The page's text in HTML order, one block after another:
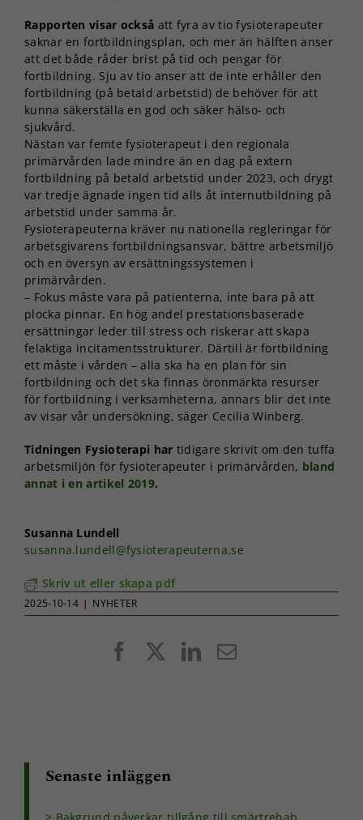
Rapporten visar också att fyra av tio fysioterapeuter
saknar en fortbildningsplan, och mer än hälften anser
att det både råder brist på tid och pengar för
fortbildning. Sju av tio anser att de inte erhåller den
fortbildning (på betald arbetstid) de behöver för att
kunna säkerställa en god och säker hälso- och
sjukvård.
Nästan var femte fysioterapeut i den regionala
primärvården lade mindre än en dag på extern
fortbildning på betald arbetstid under 2023, och drygt
var tredje ägnade ingen tid alls åt internutbildning på
arbetstid under samma år.
Fysioterapeuterna kräver nu nationella regleringar för
arbetsgivarens fortbildningsansvar, bättre arbetsmiljö
och en översyn av ersättningssystemen i
primärvården.
– Fokus måste vara på patienterna, inte bara på att
plocka pinnar. En hög andel prestationsbaserade
ersättningar leder till stress och riskerar att skapa
felaktiga incitamentsstrukturer. Därtill är fortbildning
ett måste i vården – alla ska ha en plan för sin
fortbildning och det ska finnas öronmärkta resurser
för fortbildning i verksamheterna, annars blir det inte
av visar vår undersökning, säger Cecilia Winberg.
Tidningen Fysioterapi har tidigare skrivit om den tuffa
arbetsmiljön för fysioterapeuter i primärvården, bland
annat i en artikel 2019.
Susanna Lundell
susanna.lundell@fysioterapeuterna.se
Skriv ut eller skapa pdf
2025-10-14 | NYHETER
FacebookLinkedIn
E-
Senaste inläggen
Bakgrund påverkar tillgång till smärtrehab